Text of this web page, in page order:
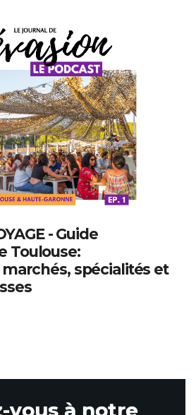
- Guide
Toulouse:
spécialités et
vous à notre